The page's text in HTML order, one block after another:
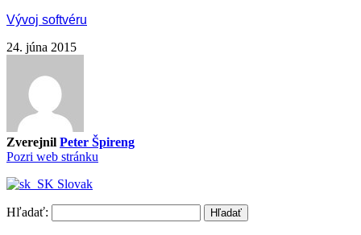
Vývoj softvéru
24. júna 2015
Zverejnil Peter Špireng
Pozri web stránku
Slovak
Hľadať: